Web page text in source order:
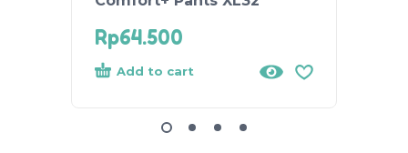
Rp64.500
Add to cart